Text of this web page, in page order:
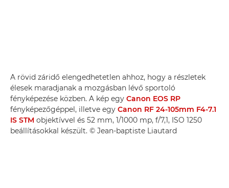
A rövid záridő elengedhetetlen ahhoz, hogy a részletek
élesek maradjanak a mozgásban lévő sportoló
fényképezése közben. A kép egy Canon EOS RP
fényképezőgéppel, illetve egy Canon RF 24-105mm F4-7.1
IS STM objektívvel és 52 mm, 1/1000 mp, f/7,1, ISO 1250
beállításokkal készült. © Jean-baptiste Liautard